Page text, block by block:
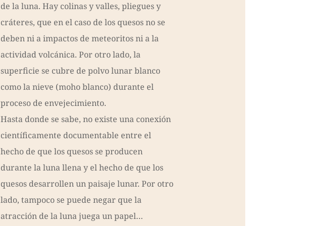
de la luna. Hay colinas y valles, pliegues y
cráteres, que en el caso de los quesos no se
deben ni a impactos de meteoritos ni a la
actividad volcánica. Por otro lado, la
superficie se cubre de polvo lunar blanco
como la nieve (moho blanco) durante el
proceso de envejecimiento.
Hasta donde se sabe, no existe una conexión
científicamente documentable entre el
hecho de que los quesos se producen
durante la luna llena y el hecho de que los
quesos desarrollen un paisaje lunar. Por otro
lado, tampoco se puede negar que la
atracción de la luna juega un papel…